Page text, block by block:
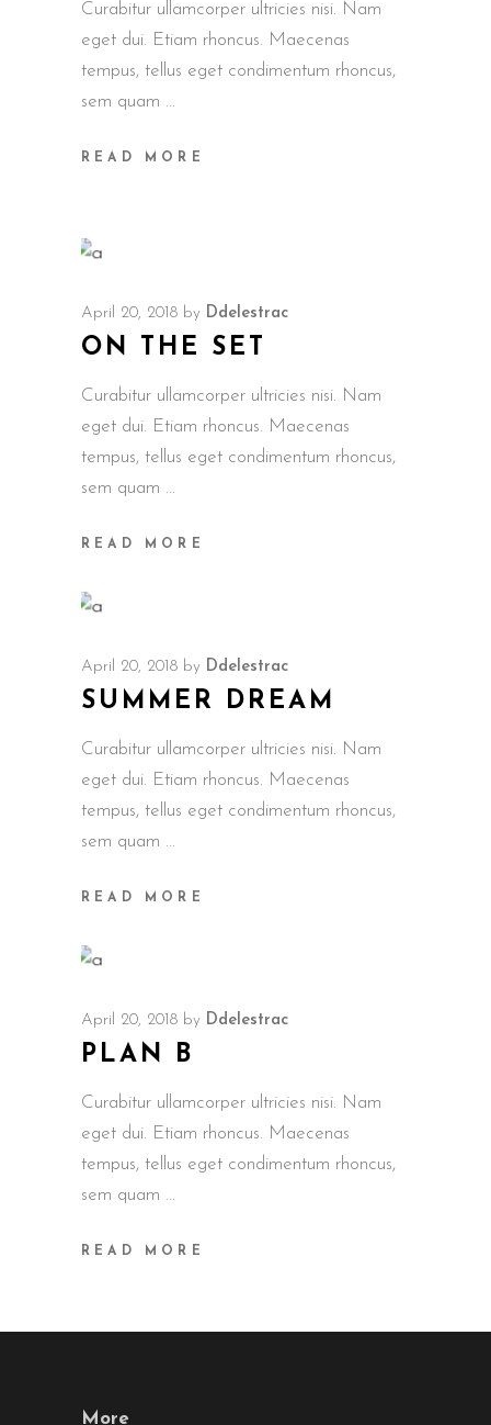
Curabitur ullamcorper ultricies nisi. Nam
eget dui. Etiam rhoncus. Maecenas
tempus, tellus eget condimentum rhoncus,
sem quam
READ MORE
April 20, 2018 by Ddelestrac
ON THE SET
Curabitur ullamcorper ultricies nisi. Nam
eget dui. Etiam rhoncus. Maecenas
tempus, tellus eget condimentum rhoncus,
sem quam
READ MORE
April 20, 2018 by Ddelestrac
SUMMER DREAM
Curabitur ullamcorper ultricies nisi. Nam
eget dui. Etiam rhoncus. Maecenas
tempus, tellus eget condimentum rhoncus,
sem quam
READ MORE
April 20, 2018 by Ddelestrac
PLAN B
Curabitur ullamcorper ultricies nisi. Nam
eget dui. Etiam rhoncus. Maecenas
tempus, tellus eget condimentum rhoncus,
sem quam
READ MORE
More